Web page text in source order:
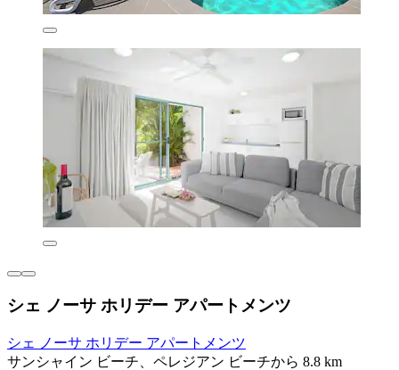
シェ ノーサ ホリデー アパートメンツ
シェ ノーサ ホリデー アパートメンツ
サンシャイン ビーチ、ペレジアン ビーチから 8.8 km